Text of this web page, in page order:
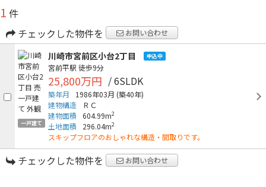
1 件
チェックした物件を
お問い合わせ
一戸建て
川崎市宮前区小台2丁目 申込中
宮前平駅 徒歩9分
25,800万円 / 6SLDK
築年月 1986年03月 (築40年)
建物構造
ＲＣ
建物面積
604.99m2
土地面積 296.04m2
スキップフロアのおしゃれな構造・間取りです。
チェックした物件を お問い合わせ